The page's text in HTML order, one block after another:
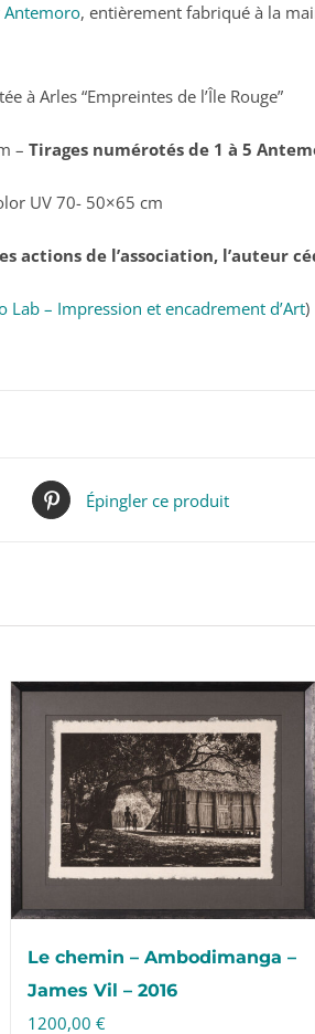
Antemoro, entièrement fabriqué à la
à Arles “Empreintes de l’Île Rouge”
– Tirages numérotés de 1 à 5
UV 70- 50×65 cm
actions de l’association, l’auteur
Lab – Impression et encadrement d’Art)
Épingler ce produit
Le chemin – Ambodimanga –
James Vil – 2016
1200,00 €